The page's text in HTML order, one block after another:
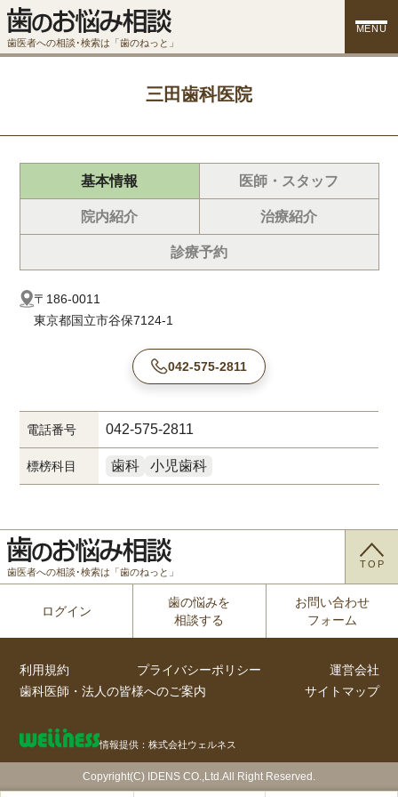
歯医者への相談･検索は「歯のねっと」
MENU
三田歯科医院
基本情報 医師・スタッフ
院内紹介 治療紹介
診療予約
〒186-0011
東京都国立市谷保7124-1
042-575-2811
電話番号 042-575-2811
標榜科目 歯科 小児歯科
歯医者への相談･検索は「歯のねっと」
TOP
ログイン
歯の悩みを
相談する
お問い合わせ
フォーム
利用規約 プライバシーポリシー
運営会社
歯科医師・法人の皆様へのご案内
サイトマップ
情報提供：株式会社ウェルネス
Copyright(C) IDENS CO.,Ltd.All Right Reserved.